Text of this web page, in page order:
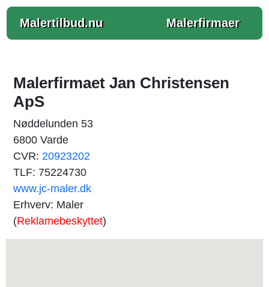
Malertilbud.nu Malerfirmaer
Malerfirmaet Jan Christensen
ApS
Nøddelunden 53
6800 Varde
CVR: 20923202
TLF: 75224730
www.jc-maler.dk
Erhverv: Maler
(Reklamebeskyttet)